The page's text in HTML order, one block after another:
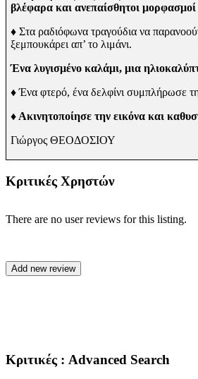
βλέφαρα και ανεπαίσθητοι
♦ Στα ραδιόφωνα τραγούδια να
ξεμπουκάρει απ’ το λιμάνι.
Ένα λυγισμένο καλάμι, μια
♦Ένα φτερό, ένα δελφίνι συμπλήρωσε
♦ Ακινητοποίησε την εικόνα και
Γιώργος ΘΕΟΔΟΣΙΟΥ
Κριτικές Χρηστών
There are no user reviews for this listing.
Κριτικές : Advanced Search